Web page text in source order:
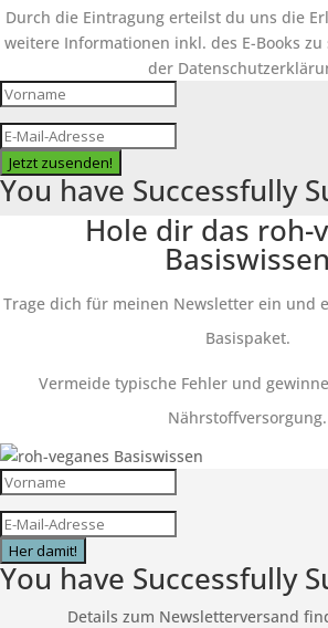
Durch die Eintragung erteilst du uns die
weitere Informationen inkl. des E-Books
der
Jetzt zusenden!
You have Successfully
Hole dir das roh-
Basiswissen
Trage dich für meinen Newsletter ein und
Basispaket.
Vermeide typische Fehler und
Nährstoffversorgung.
Her damit!
You have Successfully
Details zum Newsletterversand